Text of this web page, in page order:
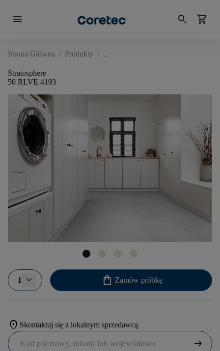
menu search shopping_cart
Strona Główna / Produkty /
Stratosphere
50 RLVE 4193
1 shopping_bag Zamów próbkę
location_on Skontaktuj się z lokalnym sprzedawcą
arrow_right_alt